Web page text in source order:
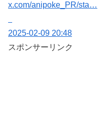
x.com/anipoke_PR/sta…
2025-02-09 20:48
スポンサーリンク